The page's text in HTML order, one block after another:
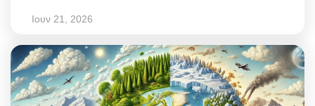
Ιουν 21, 2026